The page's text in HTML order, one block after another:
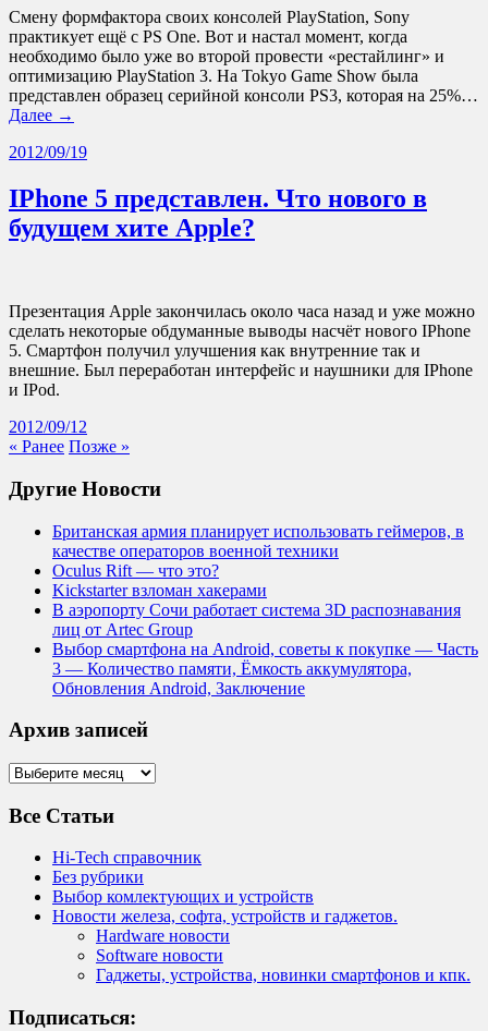
Смену формфактора своих консолей PlayStation, Sony
практикует ещё с PS One. Вот и настал момент, когда
необходимо было уже во второй провести «рестайлинг» и
оптимизацию PlayStation 3. На Tokyo Game Show была
представлен образец серийной консоли PS3, которая на 25%…
Далее →
2012/09/19
IPhone 5 представлен. Что нового в
будущем хите Apple?
Презентация Apple закончилась около часа назад и уже можно
сделать некоторые обдуманные выводы насчёт нового IPhone
5. Смартфон получил улучшения как внутренние так и
внешние. Был переработан интерфейс и наушники для IPhone
и IPod.
2012/09/12
« Ранее Позже »
Другие Новости
Британская армия планирует использовать геймеров, в
качестве операторов военной техники
Oculus Rift — что это?
Kickstarter взломан хакерами
В аэропорту Сочи работает система 3D распознавания
лиц от Artec Group
Выбор смартфона на Android, советы к покупке — Часть
3 — Количество памяти, Ёмкость аккумулятора,
Обновления Android, Заключение
Архив записей
Архив
Все Статьи
Hi-Tech справочник
Без рубрики
Выбор комлектующих и устройств
Новости железа, софта, устройств и гаджетов.
Hardware новости
Software новости
Гаджеты, устройства, новинки смартфонов и кпк.
Подписаться: